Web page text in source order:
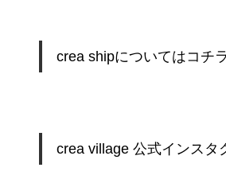
crea shipについてはコチラ
crea village 公式インスタ